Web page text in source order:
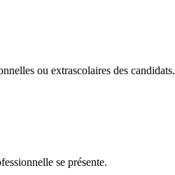
ou extrascolaires des candidats.
se présente.